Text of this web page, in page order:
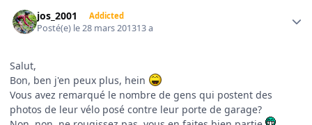
jos_2001 Addicted
Posté(e) le 28 mars 201313 a
Salut,
Bon, ben j'en peux plus, hein
Vous avez remarqué le nombre de gens qui postent des
photos de leur vélo posé contre leur porte de garage?